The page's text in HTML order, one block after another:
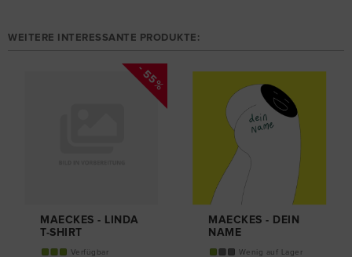
WEITERE INTERESSANTE PRODUKTE:
MAECKES - LINDA
T-SHIRT
Verfügbar
- 55%
MAECKES - DEIN
NAME
Wenig auf Lager